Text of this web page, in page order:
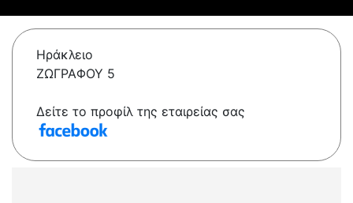
Ηράκλειο
ΖΩΓΡΑΦΟΥ 5
Δείτε το προφίλ της εταιρείας σας